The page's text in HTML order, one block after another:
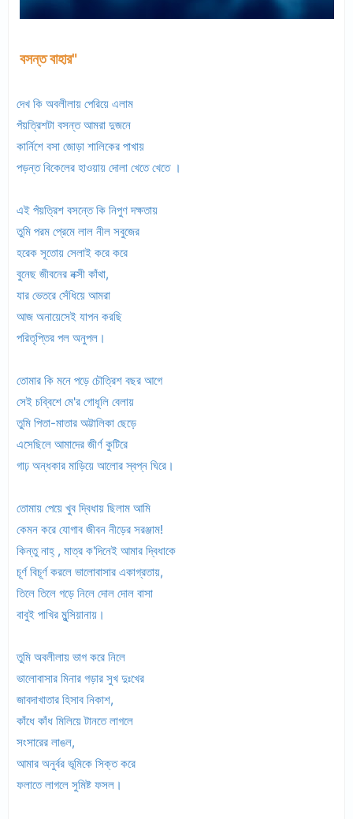
বসন্ত বাহার"
দেখ কি অবলীলায় পেরিয়ে এলাম
পঁয়ত্রিশটা বসন্ত আমরা দুজনে
কার্নিশে বসা জোড়া শালিকের পাখায়
পড়ন্ত বিকেলের হাওয়ায় দোলা খেতে খেতে ।
এই পঁয়ত্রিশ বসন্তে কি নিপুণ দক্ষতায়
তুমি পরম প্রেমে লাল নীল সবুজের
হরেক সূতোয় সেলাই করে করে
বুনেছ জীবনের নক্সী কাঁথা,
যার ভেতরে সেঁধিয়ে আমরা
আজ অনায়েসেই যাপন করছি
পরিতৃপ্তির পল অনুপল।
তোমার কি মনে পড়ে চৌত্রিশ বছর আগে
সেই চব্বিশে মে'র গোধূলি বেলায়
তুমি পিতা-মাতার অট্টালিকা ছেড়ে
এসেছিলে আমাদের জীর্ণ কুটিরে
গাঢ় অন্ধকার মাড়িয়ে আলোর স্বপ্ন ঘিরে।
তোমায় পেয়ে খুব দ্বিধায় ছিলাম আমি
কেমন করে যোগাব জীবন নীড়ের সরঞ্জাম!
কিন্তু নাহ্ , মাত্র ক'দিনেই আমার দ্বিধাকে
চূর্ণ বিচূর্ণ করলে ভালোবাসার একাগ্রতায়,
তিলে তিলে গড়ে নিলে দোল দোল বাসা
বাবুই পাখির মুন্সিয়ানায়।
তুমি অবলীলায় ভাগ করে নিলে
ভালোবাসার মিনার গড়ার সুখ দুঃখের
জাবদাখাতার হিসাব নিকাশ,
কাঁধে কাঁধ মিলিয়ে টানতে লাগলে
সংসারের লাঙল,
আমার অনুর্বর ভূমিকে সিক্ত করে
ফলাতে লাগলে সুমিষ্ট ফসল।